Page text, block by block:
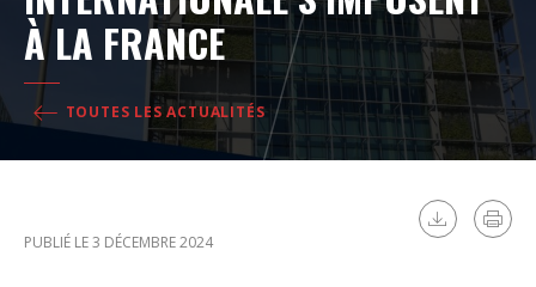
À LA FRANCE
TOUTES LES ACTUALITÉS
PUBLIÉ LE 3 DÉCEMBRE 2024